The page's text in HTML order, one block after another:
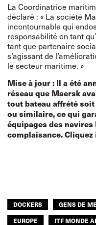
La Coordinatrice
déclaré : « La société
incontournable qui
responsabilité en tant
tant que partenaire
s’agissant de
le secteur maritime. »
Mise à jour : Il a été
réseau que Maersk
tout bateau affrété
ou similaire, ce qui
équipages des
complaisance.
DOCKERS GENS DE
EUROPE
ITF MONDE